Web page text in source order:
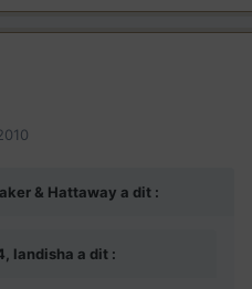
& Hattaway a dit :
landisha a dit :